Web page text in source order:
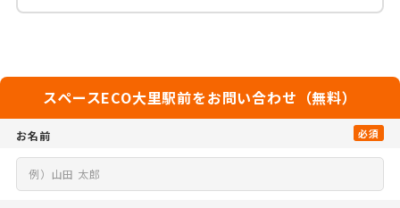
スペースECO大里駅前をお問い合わせ（無料）
お名前 必須